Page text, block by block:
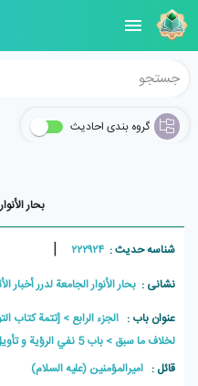
گروه بندی احادیث
بحار الأنوار
شناسه حدیث : ۲۲۲۹۲۴ |
نشانی : بحار الأنوار الجامعة لدرر أخبار
عنوان باب : الجزء الرابع [تتمة كتاب
لخلاف ما سبق
باب 5 نفي الرؤية و تأويل الآيات فيها
قائل : امیرالمؤمنین (علیه السلام)